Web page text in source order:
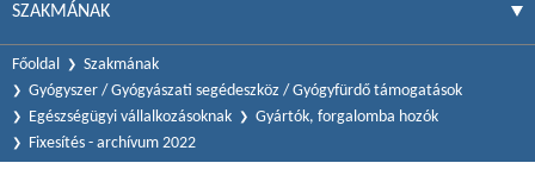
SZAKMÁNAK
Főoldal
Szakmának
Gyógyszer / Gyógyászati segédeszköz / Gyógyfürdő támogatások
Egészségügyi vállalkozásoknak
Gyártók, forgalomba hozók
Fixesítés - archívum 2022